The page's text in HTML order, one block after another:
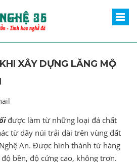
XÂY DỰNG LĂNG MỘ
được làm từ những loại đá chất
từ dãy núi trải dài trên vùng đất
An. Được hình thành từ hàng
bền, độ cứng cao, không trơn.